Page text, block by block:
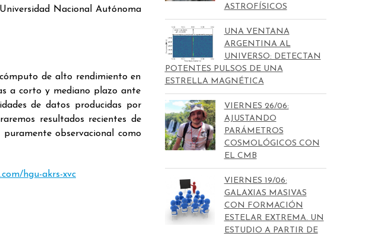
Nacional Autónoma
de alto rendimiento en
a corto y mediano plazo ante
de datos producidas por
resultados recientes de
observacional como
hgu-akrs-xvc
ASTROFÍSICOS
UNA VENTANA
ARGENTINA AL
UNIVERSO: DETECTAN
POTENTES PULSOS DE UNA
ESTRELLA MAGNÉTICA
VIERNES 26/06:
AJUSTANDO
PARÁMETROS
COSMOLÓGICOS CON
EL CMB
VIERNES 19/06:
GALAXIAS MASIVAS
CON FORMACIÓN
ESTELAR EXTREMA. UN
ESTUDIO A PARTIR DE